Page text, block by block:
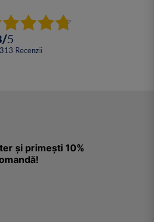
/5
Recenzii
și primești 10%